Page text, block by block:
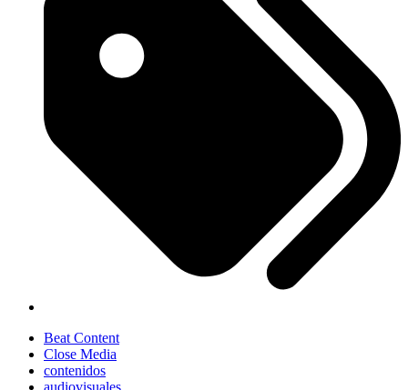
Beat Content
Close Media
contenidos
audiovisuales